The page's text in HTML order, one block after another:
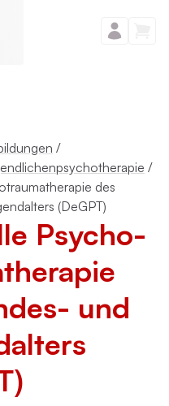
/
/
des
(DeGPT)
Psycho­
und